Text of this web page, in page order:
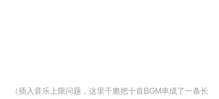
（插入音乐上限问题，这里干脆把十首BGM串成了一条长